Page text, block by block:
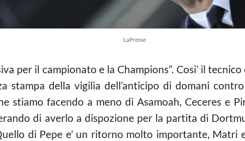
LaPresse
per il campionato e la Champions”. Cosi’ il
stampa della vigilia dell’anticipo di domani
stiamo facendo a meno di Asamoah, Ceceres e
di averlo a dispozione per la partita di
di Pepe e’ un ritorno molto importante, Matri